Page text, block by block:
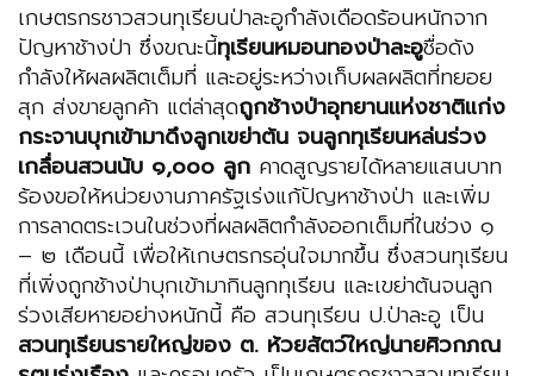
เกษตรกรชาวสวนทุเรียนป่าละอูกำลังเดือดร้อนหนักจาก
ปัญหาช้างป่า ซึ่งขณะนี้ทุเรียนหมอนทองป่าละอูชื่อดัง
กำลังให้ผลผลิตเต็มที่ และอยู่ระหว่างเก็บผลผลิตที่ทยอย
สุก ส่งขายลูกค้า แต่ล่าสุดถูกช้างป่าอุทยานแห่งชาติแก่ง
กระจานบุกเข้ามาดึงลูกเขย่าต้น จนลูกทุเรียนหล่นร่วง
เกลื่อนสวนนับ ๑,๐๐๐ ลูก คาดสูญรายได้หลายแสนบาท
ร้องขอให้หน่วยงานภาครัฐเร่งแก้ปัญหาช้างป่า และเพิ่ม
การลาดตระเวนในช่วงที่ผลผลิตกำลังออกเต็มที่ในช่วง ๑
– ๒ เดือนนี้ เพื่อให้เกษตรกรอุ่นใจมากขึ้น ซึ่งสวนทุเรียน
ที่เพิ่งถูกช้างป่าบุกเข้ามากินลูกทุเรียน และเขย่าต้นจนลูก
ร่วงเสียหายอย่างหนักนี้ คือ สวนทุเรียน ป.ป่าละอู เป็น
สวนทุเรียนรายใหญ่ของ ต. ห้วยสัตว์ใหญ่นายศิวกภณ